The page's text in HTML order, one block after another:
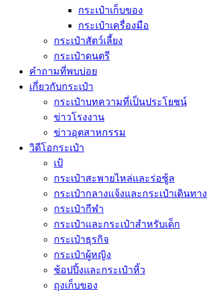
กระเป๋าเก็บของ
กระเป๋าเครื่องมือ
กระเป๋าสัตว์เลี้ยง
กระเป๋าดนตรี
คำถามที่พบบ่อย
เกี่ยวกับกระเป๋า
กระเป๋าบทความที่เป็นประโยชน์
ข่าวโรงงาน
ข่าวอุตสาหกรรม
วิดีโอกระเป๋า
เป้
กระเป๋าสะพายไหล่และร่อซู้ล
กระเป๋ากลางแจ้งและกระเป๋าเดินทาง
กระเป๋ากีฬา
กระเป๋าและกระเป๋าสำหรับเด็ก
กระเป๋าธุรกิจ
กระเป๋าผู้หญิง
ช้อปปิ้งและกระเป๋าหิ้ว
ถุงเก็บของ